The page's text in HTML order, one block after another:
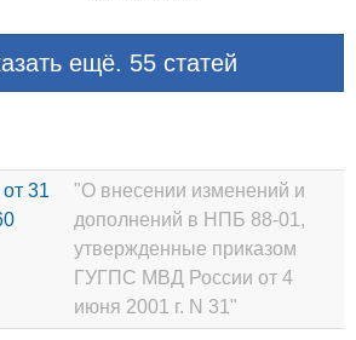
ещё. 55 статей
31
"О внесении изменений и
дополнений в НПБ 88-01,
утвержденные приказом
ГУГПС МВД России от 4
июня 2001 г. N 31"